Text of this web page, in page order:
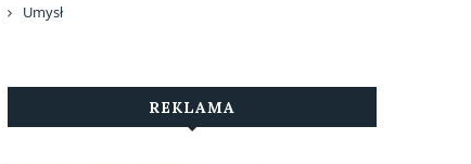
Umysł
REKLAMA